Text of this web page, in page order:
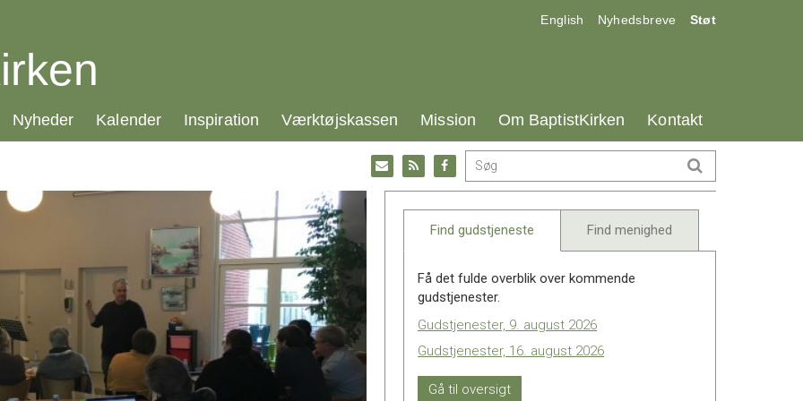
17.0:
English 18.0:
Nyhedsbreve 19.0:
Støt
21.0:
Nyheder 22.0:
Kalender 23.0:
Inspiration 24.0:
Værktøjskassen 25.0:
Mission 26.0:
Om BaptistKirken 27.0:
Kontakt
Gå
til:
Facebook
Gå
til:
RSS
feed
Gå
til:
Email
Find gudstjeneste Find menighed
Få det fulde overblik over kommende
gudstjenester.
Gudstjenester, 9. august 2026
Gudstjenester, 16. august 2026
Gå til oversigt